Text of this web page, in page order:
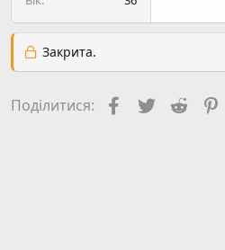
Закрита.
Поділитися: FacebookTwitterReddit